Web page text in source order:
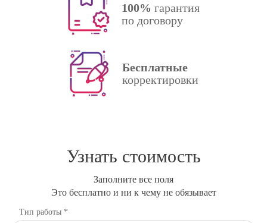
100% гарантия
по договору
Бесплатные
корректировки
Узнать стоимость
Заполните все поля
Это бесплатно и ни к чему не обязывает
Тип работы *